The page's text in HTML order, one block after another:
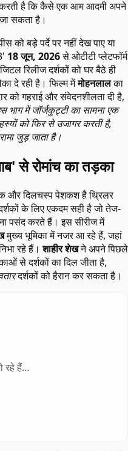
करती है कि कैसे एक आम आदमी अपने
सकता है।
को बड़े पर्दे पर नहीं देख पाए या
18 जून, 2026से ओटीटी प्लेटफॉर्म
रिलीज दर्शकों को घर बैठे ही
दे रही है। फिल्म मेंमोहनलालका
को गहराई और संवेदनशीलता दी है,
भाग में जॉर्जकुट्टी का सामना एक
को फिर से उजागर करती है,
जुड़ जाता है।
से रोमांच का तड़का
और दिलचस्प पेशकश है थ्रिलर
के लिए एकदम सही है जो तेज-
पसंद करते हैं। इस सीरीज में
मुख्य भूमिका में नजर आ रहे हैं, जहां
रहे हैं।शाहीर शेखने अपने पिछले
से दर्शकों का दिल जीता है,
दर्शकों को हैरान कर सकता है।
रहे हैं…